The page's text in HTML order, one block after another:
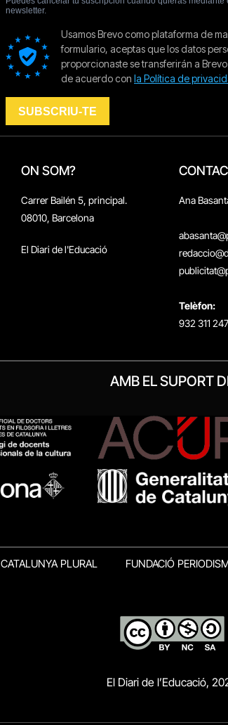
ON SOM?
Carrer Bailén 5, principal.
08010, Barcelona
El Diari de l'Educació
Ana
Telèfon:
932 311 247
AMB EL SUPORT
CATALUNYA PLURAL FUNDACIÓ
El Diari de l’Educació,